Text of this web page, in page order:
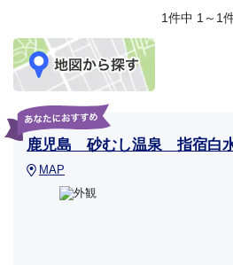
1件中 1～1
鹿児島 砂むし温泉 指宿白
MAP